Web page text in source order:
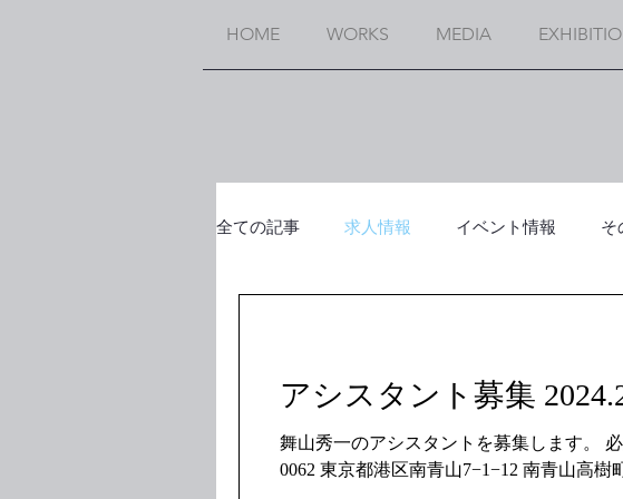
HOME WORKS MEDIA
全ての記事 求人情報 イベント情報 そ
アシスタント募集
舞山秀一のアシスタントを募集します。 必須条件○要普通自動車